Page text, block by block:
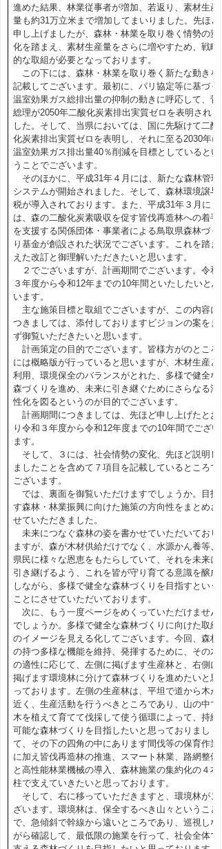
進めた結果、林業従事者が増加、若返り、素材生産
量も約31万立米まで増加してまいりました。先ほど
申し上げましたが、森林・林業を取り巻く情勢の変
化を踏まえ、素材生産量をさらに増やすため、戦略
的な取組が必要となっております。
この下には、森林・林業を取り巻く新たな動きを
記載してございます。最初に、パリ協定等に基づく
温室効果ガス総排出量の抑制の動きに呼応して、菅
総理が2050年二酸化炭素排出実質ゼロを表明されま
した。そして、当県においては、国に先駆けて二酸
化炭素排出実質ゼロを表明し、それに至る2030年に
温室効果ガス排出量40％削減を目標としているとい
うことでございます。
そのほかに、平成31年４月には、新たな森林管理
システムが開始されました。そして、森林環境譲与
税が導入されております。また、平成31年３月に
は、森の二酸化炭素吸収を促す皆伐再造林への着手
を支援する関係団体・事業者による鳥取県森林づく
り基金が創設された状況でございます。これを踏ま
えた改訂と御理解いただきたいと思います。
２でございますが、計画期間でございます。令和
３年度から令和12年までの10年間といたしたいと思
います。
主な施策目標と取組でございますが、この内容に
つきましては、添付しておりますビジョンの案をま
ず御覧いただきたいと思います。
計画策定の目的でございます。皆様方がのところ
には概略版が行っていると思いますが、木材生産と
利用、環境保全のバランスがとれた、多様で健全な
森づくりを進め、未来に引き継ぐためにさらなる活
性化を図るというのが目的でございます。
計画期間につきましては、先ほど申し上げたとお
り令和３年度から令和12年度までの10年間でござい
ます。
そして、３には、社会情勢の変化、先ほど説明し
ましたことを含めて７項目を記載しているところで
ございます。
では、裏面を御覧いただけますでしょうか。目指
す森林・林業振興に向けた施策の方向性をまとめさ
せていただきました。
未来につなぐ森林の姿を書かせていただいており
ますが、森が木材供給だけでなく、水源かん養等、
県民に様々な恩恵をもたらしていて、それを未来に
引き継げるよう、これを皆が守り育てる意識を醸成
しながら、多様で健全な森林づくりを目指すという
ことにさせていただいております。
次に、もう一度ページをめくっていただけません
でしょうか。多様で健全な森林づくりに向けた取組
のイメージを見える化してございます。今回、森林
の持つ多様な機能を維持、発揮するために、その木
の適性に応じて、左側に掲げます生産林と、右側に
掲げます環境林に分けて森林づくりを進めたいと思
っております。左側の生産林は、平坦で道から木が
近く、生産活動を行うべきところであり、山の中で
木を植えて育てて伐採して使う循環によって、持続
可能な森林づくりを目指したいと思っておりまし
て、その下の四角の中にあります間伐等の保育作業
に加え皆伐再造林の推進、スマート林業、路網整備
と高性能林業機械の導入、森林施業の集約化の４本
柱で支えていきたいと思っております。
そして、右に移っていただきますと、環境林がご
ざいます。環境林は、保全するべき山々ということ
で、急傾斜で幹線から遠いところであり、巡視しな
がら確認して、最低限の施業を行って、社会全体で